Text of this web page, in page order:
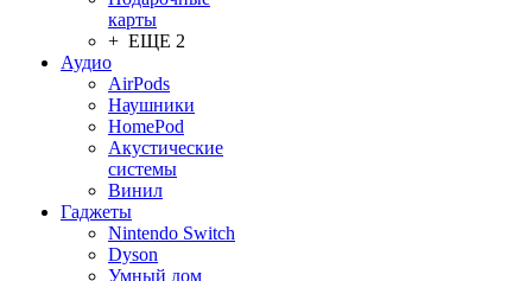
карты
+ ЕЩЕ 2
Аудио
AirPods
Наушники
HomePod
Акустические
системы
Винил
Гаджеты
Nintendo Switch
Dyson
Умный дом